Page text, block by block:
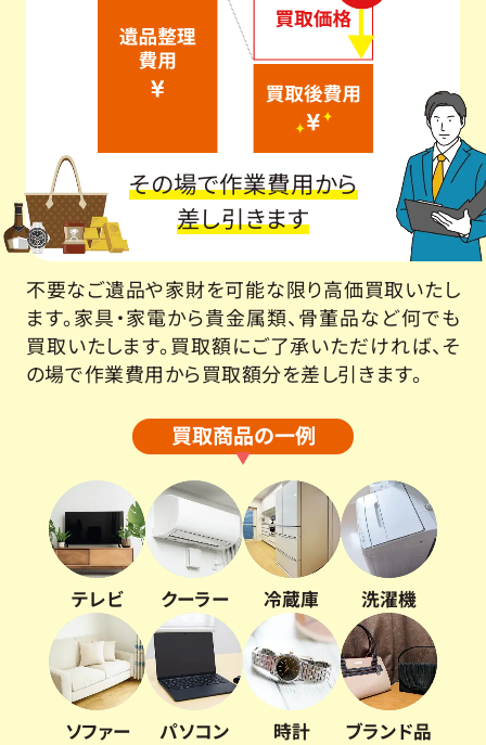
その場で作業費用から
差し引きます
不要なご遺品や家財を可能な限り高価買取いたし
ます。家具・家電から貴金属類、骨董品など何でも
買取いたします。買取額にご了承いただければ、そ
の場で作業費用から買取額分を差し引きます。
買取商品の一例
テレビ クーラー 冷蔵庫 洗濯機
ソファー パソコン 時計 ブランド品